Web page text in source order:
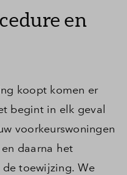
en
koopt komen er
begint in elk geval
voorkeurswoningen
daarna het
toewijzing. We